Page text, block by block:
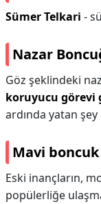
Sümer Telkari -
Nazar
Göz şeklindeki
koruyucu görevi
ardında yatan
Mavi
Eski inançların,
popülerliğe